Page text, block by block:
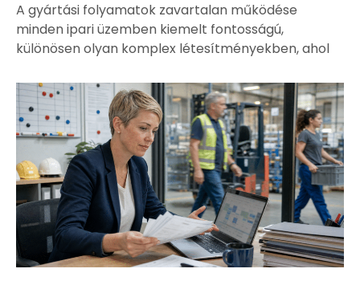
A gyártási folyamatok zavartalan működése
minden ipari üzemben kiemelt fontosságú,
különösen olyan komplex létesítményekben, ahol